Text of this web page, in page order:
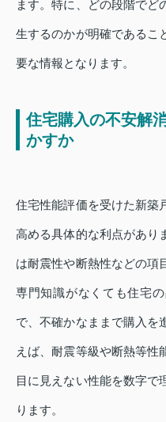
ます。特に、どの段階でど
生するのかが明確であるこ
要な情報となります。
住宅購入の不安解
かすか
住宅性能評価を受けた新築
高める具体的な利点があり
は耐震性や断熱性などの項
専門知識がなくても住宅
で、不確かなままで購入を
えば、耐震等級や断熱等性
目に見えない性能を数字で
ります。